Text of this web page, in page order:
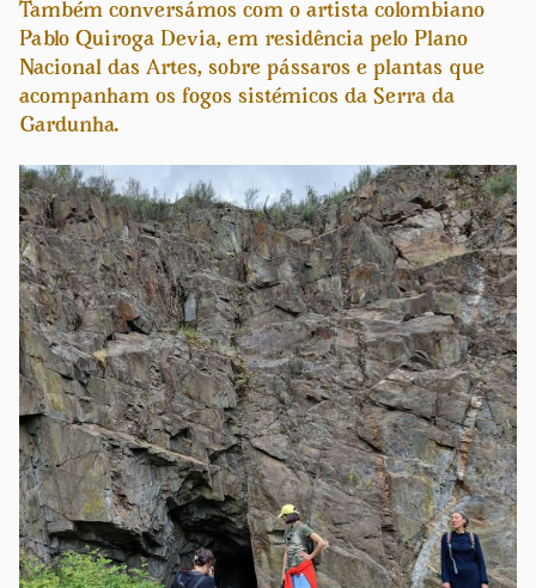
Também conversámos com o artista colombiano
Pablo Quiroga Devia, em residência pelo Plano
Nacional das Artes, sobre pássaros e plantas que
acompanham os fogos sistémicos da Serra da
Gardunha.
Previous Next